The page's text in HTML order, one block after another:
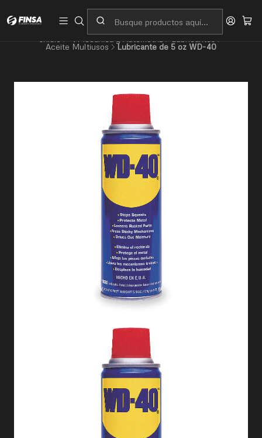
Aceite Multiusos Lubricante de 5 oz WD-40